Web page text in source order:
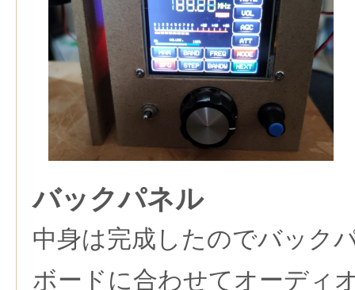
バックパネル
中身は完成したのでバック
ボードに合わせてオーディ